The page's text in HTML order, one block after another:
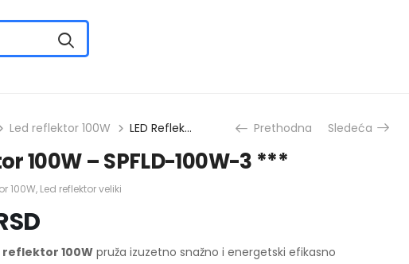
Led reflektor 100W LED Reflektor 100W – SPFLD-100W-3 *** Prethodna Sledeća
100W – SPFLD-100W-3 ***
100W, Led reflektor veliki
reflektor 100Wpruža izuzetno snažno i energetski efikasno